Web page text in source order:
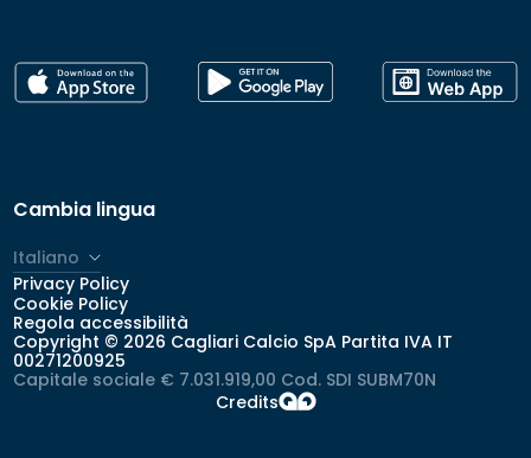
Cambia lingua
Italiano
Privacy Policy
Cookie Policy
Regola accessibilità
Copyright © 2026 Cagliari Calcio SpA Partita IVA IT
00271200925
Capitale sociale € 7.031.919,00 Cod. SDI SUBM70N
Credits